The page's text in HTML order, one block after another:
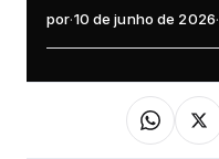
por·10 de junho de 2026·